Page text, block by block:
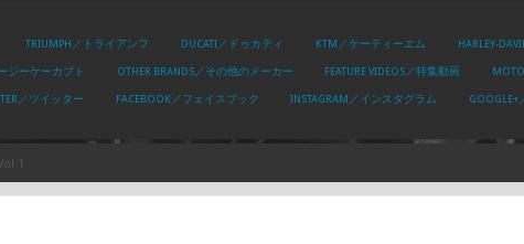
TRIUMPH／トライアンフ DUCATI／ドゥカティ KTM／ケーティーエム HARLEY-
ジーケーカブト OTHER BRANDS／その他のメーカー FEATURE VIDEOS／特集動画
／ツイッター FACEBOOK／フェイスブック INSTAGRAM／インスタグラム